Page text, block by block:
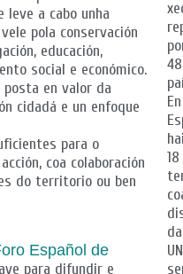
leve a cabo unha
pola conservación
educación,
social e económico.
posta en valor da
cidadá e un enfoque
para o
coa colaboración
do territorio ou ben
Español de
para difundir e
48
En
18
da